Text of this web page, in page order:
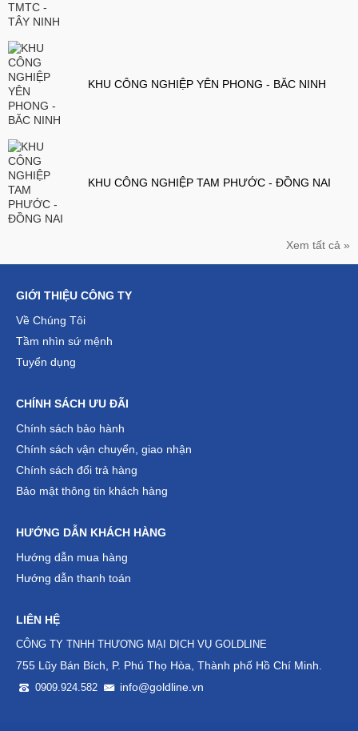
KHU CÔNG NGHIỆP YÊN PHONG - BĂC NINH
KHU CÔNG NGHIỆP TAM PHƯỚC - ĐỒNG NAI
Xem tất cả »
GIỚI THIỆU CÔNG TY
Về Chúng Tôi
Tầm nhìn sứ mệnh
Tuyển dụng
CHÍNH SÁCH ƯU ĐÃI
Chính sách bảo hành
Chính sách vận chuyển, giao nhận
Chính sách đổi trả hàng
Bảo mật thông tin khách hàng
HƯỚNG DẪN KHÁCH HÀNG
Hướng dẫn mua hàng
Hướng dẫn thanh toán
LIÊN HỆ
CÔNG TY TNHH THƯƠNG MẠI DỊCH VỤ GOLDLINE
755 Lũy Bán Bích, P. Phú Thọ Hòa, Thành phố Hồ Chí Minh.
0909.924.582 info@goldline.vn